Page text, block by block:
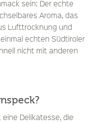
sein: Der echte
Aroma, das
Lufttrocknung und
echten Südtiroler
nicht mit anderen
eine Delikatesse, die